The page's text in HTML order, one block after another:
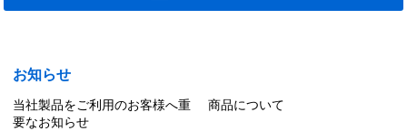
お知らせ
当社製品をご利用のお客様へ重
要なお知らせ
商品について